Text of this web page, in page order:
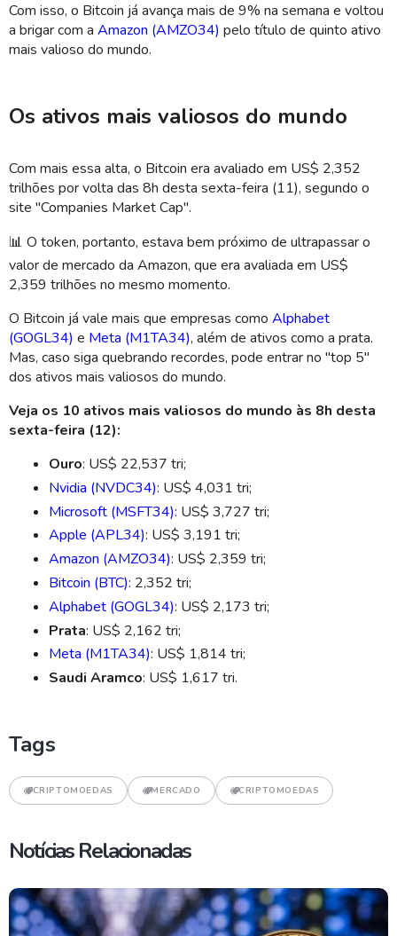
Com isso, o Bitcoin já avança mais de 9% na semana e voltou
a brigar com a Amazon (AMZO34) pelo título de quinto ativo
mais valioso do mundo.
Os ativos mais valiosos do mundo
Com mais essa alta, o Bitcoin era avaliado em US$ 2,352
trilhões por volta das 8h desta sexta-feira (11), segundo o
site "Companies MarketCap".
📊 O token, portanto, estava bem próximo de ultrapassar o
valor de mercado da Amazon, que era avaliada em US$
2,359 trilhões no mesmo momento.
O Bitcoin já vale mais que empresas como Alphabet
(GOGL34) e Meta (M1TA34), além de ativos como a prata.
Mas, caso siga quebrando recordes, pode entrar no "top 5"
dos ativos mais valiosos do mundo.
Veja os 10 ativos mais valiosos do mundo às 8h desta
sexta-feira (12):
Ouro: US$ 22,537 tri;
Nvidia (NVDC34): US$ 4,031 tri;
Microsoft (MSFT34): US$ 3,727 tri;
Apple (APL34): US$ 3,191 tri;
Amazon (AMZO34): US$ 2,359 tri;
Bitcoin (BTC): 2,352 tri;
Alphabet(GOGL34): US$ 2,173 tri;
Prata: US$ 2,162 tri;
Meta (M1TA34): US$ 1,814 tri;
Saudi Aramco: US$ 1,617 tri.
Tags
CRIPTOMOEDAS MERCADO CRIPTOMOEDAS
Notícias Relacionadas